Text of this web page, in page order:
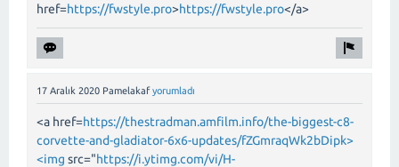
href=https://fwstyle.pro>https://fwstyle.pro</a>
17 Aralık 2020 Pamelakaf yorumladı
<a href=https://thestradman.amfilm.info/the-biggest-c8-
corvette-and-gladiator-6x6-updates/fZGmraqWk2bDipk>
<img src="https://i.ytimg.com/vi/H-